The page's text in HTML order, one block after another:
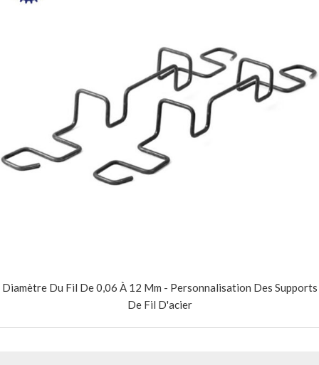
Diamètre Du Fil De 0,06 À 12 Mm - Personnalisation Des Supports
De Fil D'acier